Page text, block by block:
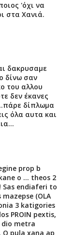
'όχι να
στα Χανιά.
δακρυσαμε
δίνω σαν
του αλλου
δεν έκανες
δίπλωμα
όλα αυτα και
prop b
o ... theos 2
Sas endiaferi to
mazepse (OLA
3 katigories
PROIN pextis,
dio metra
O pula xana ap